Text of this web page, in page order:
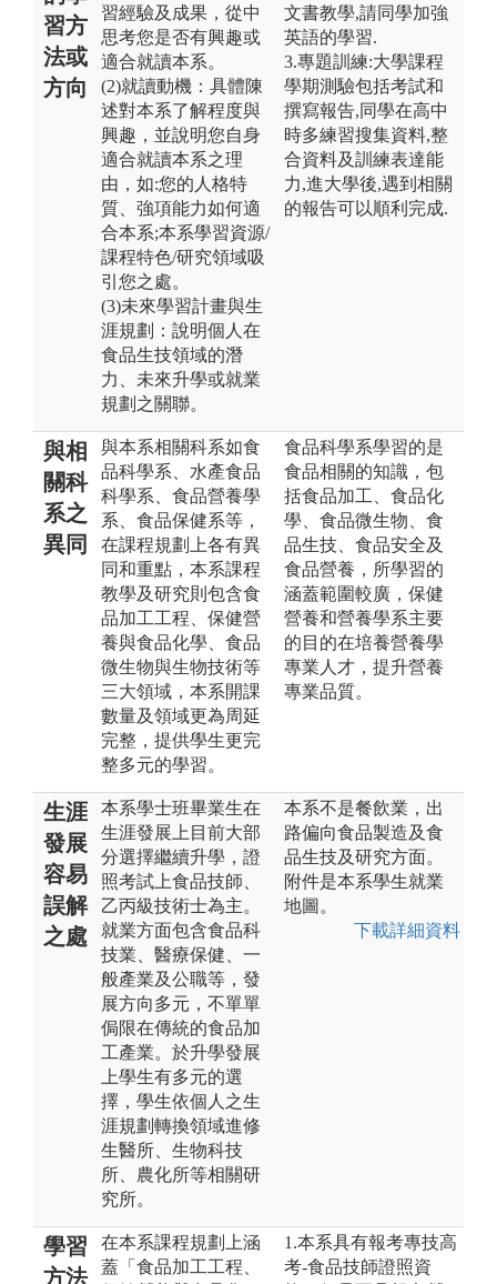
習方
法或
方向
習經驗及成果，從中
思考您是否有興趣或
適合就讀本系。
(2)就讀動機：具體陳
述對本系了解程度與
興趣，並說明您自身
適合就讀本系之理
由，如:您的人格特
質、強項能力如何適
合本系;本系學習資源/
課程特色/研究領域吸
引您之處。
(3)未來學習計畫與生
涯規劃：說明個人在
食品生技領域的潛
力、未來升學或就業
規劃之關聯。
文書教學,請同學加強
英語的學習.
3.專題訓練:大學課程
學期測驗包括考試和
撰寫報告,同學在高中
時多練習搜集資料,整
合資料及訓練表達能
力,進大學後,遇到相關
的報告可以順利完成.
與相
關科
系之
異同
與本系相關科系如食
品科學系、水產食品
科學系、食品營養學
系、食品保健系等，
在課程規劃上各有異
同和重點，本系課程
教學及研究則包含食
品加工工程、保健營
養與食品化學、食品
微生物與生物技術等
三大領域，本系開課
數量及領域更為周延
完整，提供學生更完
整多元的學習。
食品科學系學習的是
食品相關的知識，包
括食品加工、食品化
學、食品微生物、食
品生技、食品安全及
食品營養，所學習的
涵蓋範圍較廣，保健
營養和營養學系主要
的目的在培養營養學
專業人才，提升營養
專業品質。
生涯
發展
容易
誤解
之處
本系學士班畢業生在
生涯發展上目前大部
分選擇繼續升學，證
照考試上食品技師、
乙丙級技術士為主。
就業方面包含食品科
技業、醫療保健、一
般產業及公職等，發
展方向多元，不單單
侷限在傳統的食品加
工產業。於升學發展
上學生有多元的選
擇，學生依個人之生
涯規劃轉換領域進修
生醫所、生物科技
所、農化所等相關研
究所。
本系不是餐飲業，出
路偏向食品製造及食
品生技及研究方面。
附件是本系學生就業
地圖。
下載詳細資料
學習
方法
在本系課程規劃上涵
蓋「食品加工工程、
1.本系具有報考專技高
考-食品技師證照資